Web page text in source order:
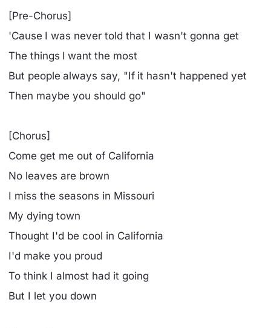
[Pre-Chorus]
'Cause I was never told that I wasn't gonna get
The things I want the most
But people always say, "If it hasn't happened yet
Then maybe you should go"
[Chorus]
Come get me out of California
No leaves are brown
I miss the seasons in Missouri
My dying town
Thought I'd be cool in California
I'd make you proud
To think I almost had it going
But I let you down